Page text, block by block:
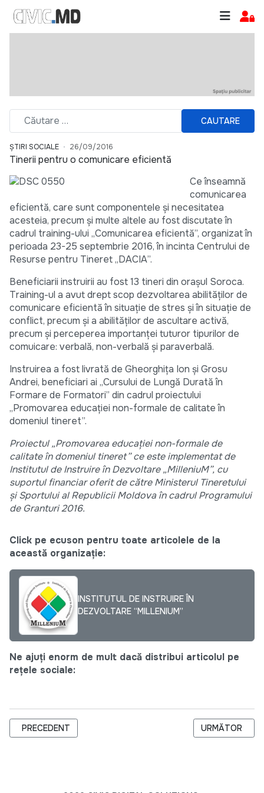
CAUTARE
ȘTIRI SOCIALE 26/09/2016
Tinerii pentru o comunicare eficientă
Ce înseamnă
comunicarea
eficientă, care sunt componentele și necesitatea
acesteia, precum și multe altele au fost discutate în
cadrul training-ului „Comunicarea eficientă”, organizat în
perioada 23-25 septembrie 2016, în incinta Centrului de
Resurse pentru Tineret „DACIA”.
Beneficiarii instruirii au fost 13 tineri din orașul Soroca.
Training-ul a avut drept scop dezvoltarea abilităților de
comunicare eficientă în situaţie de stres şi în situaţie de
conflict, precum și a abilităților de ascultare activă,
precum și perceperea importanței tuturor tipurilor de
comuicare: verbală, non-verbală și paraverbală.
Instruirea a fost livrată de Gheorghiţa Ion şi Grosu
Andrei, beneficiari ai „Cursului de Lungă Durată în
Formare de Formatori” din cadrul proiectului
„Promovarea educației non-formale de calitate în
domeniul tineret”.
Proiectul „Promovarea educației non-formale de
calitate în domeniul tineret” ce este implementat de
Institutul de Instruire în Dezvoltare „MilleniuM”, cu
suportul financiar oferit de către Ministerul Tineretului
și Sportului al Republicii Moldova în cadrul Programului
de Granturi 2016.
Click pe ecuson pentru toate articolele de la
această organizație:
INSTITUTUL DE INSTRUIRE ÎN
DEZVOLTARE “MILLENIUM”
Ne ajuți enorm de mult dacă distribui articolul pe
rețele sociale:
ARTICOL PRECEDENT: SISTEMUL DE REMUNERARE A
PRECEDENT ARTICOLUL
URMĂTOR